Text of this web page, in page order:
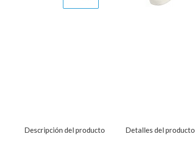
Descripción del producto Detalles del producto